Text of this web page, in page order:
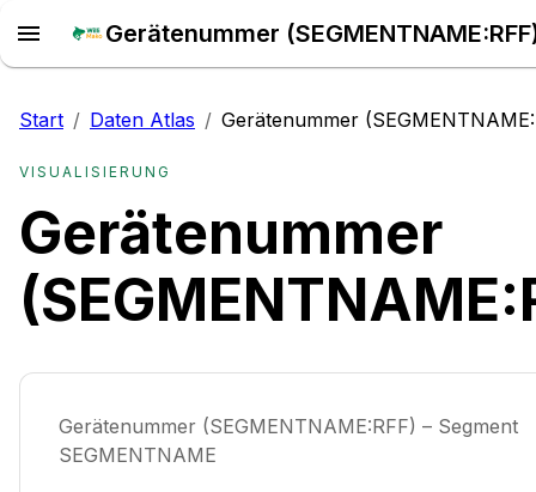
Start / Daten Atlas / Gerätenummer
VISUALISIERUNG
Gerätenummer
Gerätenummer (SEGMENTNAME:RFF) – Segment
SEGMENTNAME